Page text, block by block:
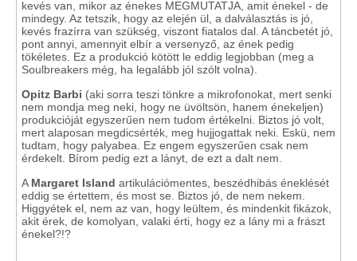
kevés van, mikor az énekes MEGMUTATJA, amit énekel - de
mindegy. Az tetszik, hogy az elején ül, a dalválasztás is jó,
kevés frazírra van szükség, viszont fiatalos dal. A táncbetét jó,
pont annyi, amennyit elbír a versenyző, az ének pedig
tökéletes. Ez a produkció kötött le eddig legjobban (meg a
Soulbreakers még, ha legalább jól szólt volna).
Opitz Barbi (aki sorra teszi tönkre a mikrofonokat, mert senki
nem mondja meg neki, hogy ne üvöltsön, hanem énekeljen)
produkcióját egyszerűen nem tudom értékelni. Biztos jó volt,
mert alaposan megdicsérték, meg hujjogattak neki. Eskü, nem
tudtam, hogy palyabea. Ez engem egyszerűen csak nem
érdekelt. Bírom pedig ezt a lányt, de ezt a dalt nem.
A Margaret Island artikulációmentes, beszédhibás éneklését
eddig se értettem, és most se. Biztos jó, de nem nekem.
Higgyétek el, nem az van, hogy leültem, és mindenkit fikázok,
akit érek, de komolyan, valaki érti, hogy ez a lány mi a frászt
énekel?!?